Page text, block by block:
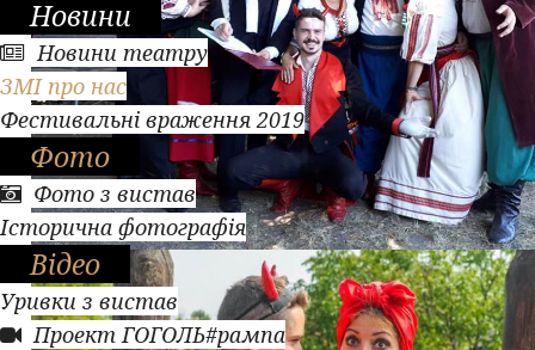
Новини
Новини театру
ЗМІ про нас
Фестивальні враження 2019
Фото
Фото з вистав
Історична фотографія
Відео
Уривки з вистав
Проект ГОГОЛЬ#рампа